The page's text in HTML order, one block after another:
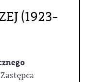
(1923-